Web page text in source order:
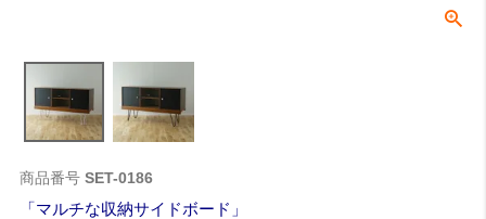
商品番号 SET-0186
マルチな収納サイドボード